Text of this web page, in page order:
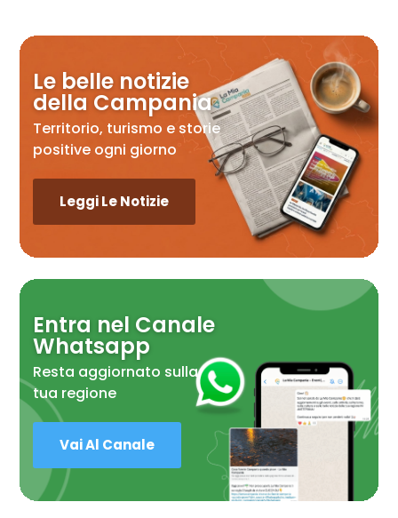
Le belle notizie
della Campania
Territorio, turismo e storie
positive ogni giorno
Leggi Le Notizie
Entra nel Canale
Whatsapp
Resta aggiornato sulla
tua regione
Vai Al Canale